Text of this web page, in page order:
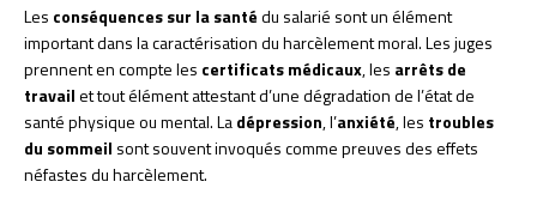
Les conséquences sur la santédu salarié sont un élément
important dans la caractérisation du harcèlement moral. Les juges
prennent en compte les certificats médicaux, les arrêts de
travailet tout élément attestant d’une dégradation de l’état de
santé physique ou mental. Ladépression, l’anxiété, les troubles
du sommeil sont souvent invoqués comme preuves des effets
néfastes du harcèlement.